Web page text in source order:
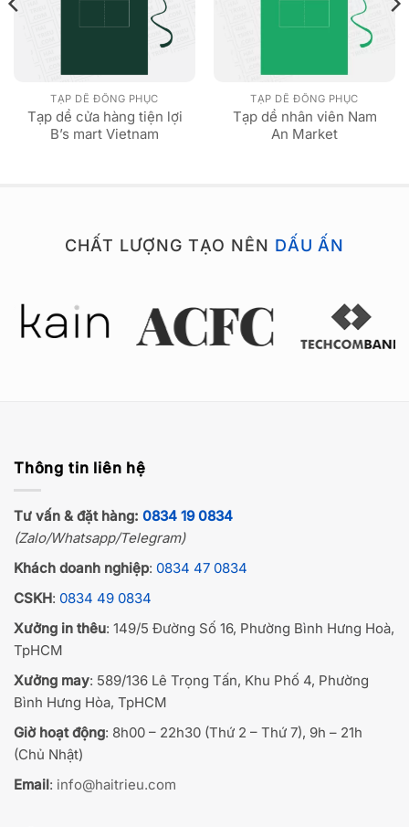
TẠP DỀ ĐỒNG PHỤC
Tạp dề cửa hàng tiện lợi
B’s mart Vietnam
TẠP DỀ ĐỒNG PHỤC
Tạp dề nhân viên Nam
An Market
CHẤT LƯỢNG TẠO NÊN DẤU ẤN
Thông tin liên hệ
Tư vấn & đặt hàng: 0834 19 0834
(Zalo/Whatsapp/Telegram)
Khách doanh nghiệp: 0834 47 0834
CSKH: 0834 49 0834
Xưởng in thêu: 149/5 Đường Số 16, Phường Bình Hưng Hoà,
TpHCM
Xưởng may: 589/136 Lê Trọng Tấn, Khu Phố 4, Phường
Bình Hưng Hòa, TpHCM
Giờ hoạt động: 8h00 – 22h30 (Thứ 2 – Thứ 7), 9h – 21h
(Chủ Nhật)
Email: info@haitrieu.com